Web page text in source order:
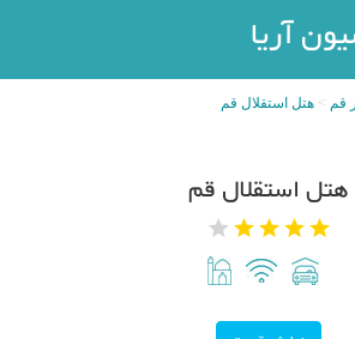
آریا
قم هتل استقلال قم
هتل استقلال قم